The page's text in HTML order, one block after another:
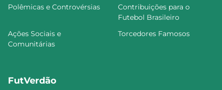
Polêmicas e Controvérsias
Contribuições para o
Futebol Brasileiro
Ações Sociais e
Comunitárias
Torcedores Famosos
FutVerdão